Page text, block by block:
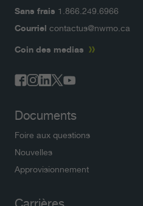
Sans frais 1.866.249.6966
Courriel contactus@nwmo.ca
Coin des medias
Documents
Foire aux questions
Nouvelles
Approvisionnement